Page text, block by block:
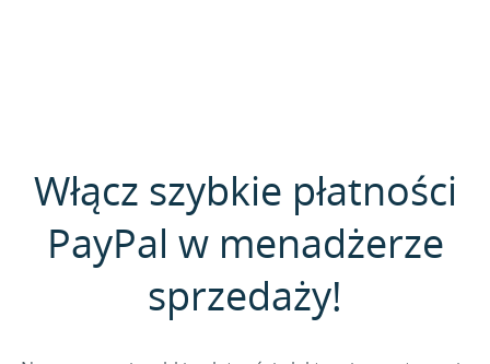
Włącz szybkie płatności
PayPal w menadżerze
sprzedaży!